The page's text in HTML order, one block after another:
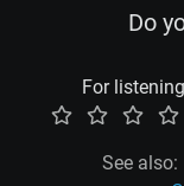
Do
For listening
See also: